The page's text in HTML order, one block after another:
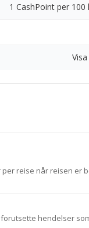
1 CashPoint per 100
per reise når reisen er
hendelser